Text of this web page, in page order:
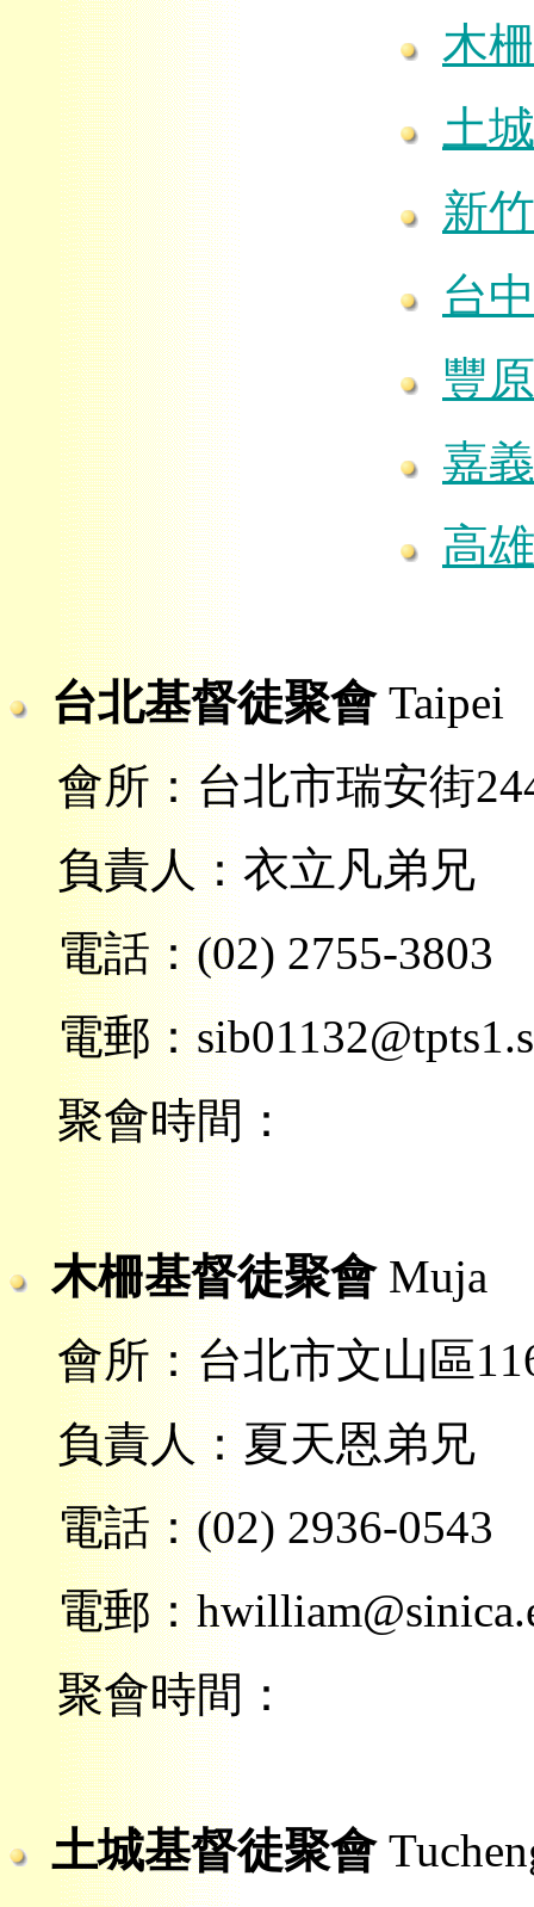
木
土
新
台
豐
嘉
高
台北基督徒聚會 Taipei
會所：台北市瑞安街
負責人：衣立凡弟兄
電話：(02) 2755-3803
電郵：
聚會時間：
木柵基督徒聚會 Muja
會所：台北市文山區
負責人：夏天恩弟兄
電話：(02) 2936-0543
電郵：
聚會時間：
土城基督徒聚會